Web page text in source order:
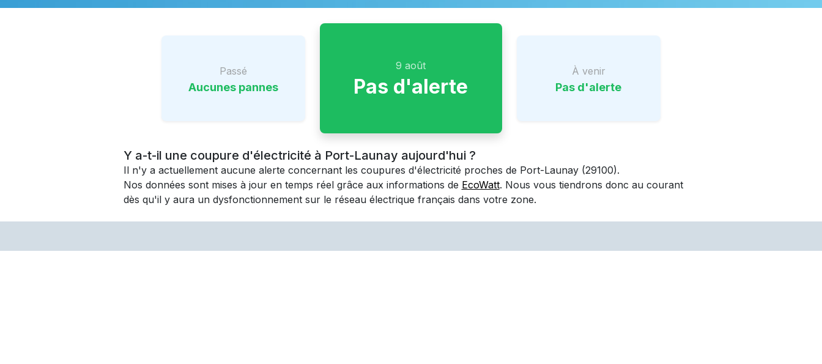
Passé
Aucunes pannes
9 août
Pas d'alerte
À venir
Pas d'alerte
Y a-t-il une coupure d'électricité à Port-Launay aujourd'hui ?
Il n'y a actuellement aucune alerte concernant les coupures d'électricité proches de Port-Launay(29100).
Nos données sont mises à jour en temps réel grâce aux informations de EcoWatt. Nous vous tiendrons donc au courant
dès qu'il y aura un dysfonctionnement sur le réseau électrique français dans votre zone.